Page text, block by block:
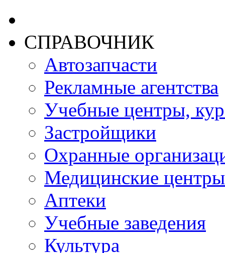
СПРАВОЧНИК
Автозапчасти
Рекламные агентства
Учебные центры,
Застройщики
Охранные
Медицинские центры
Аптеки
Учебные заведения
Культура